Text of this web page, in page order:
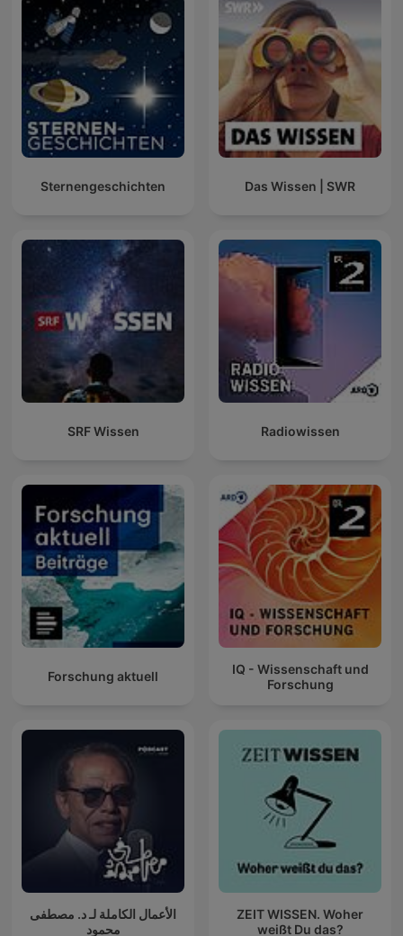
Sternengeschichten Das Wissen | SWR
SRF Wissen Radiowissen
Forschung aktuell
IQ - Wissenschaft und
Forschung
الأعمال الكاملة لـ د. مصطفى
محمود
ZEIT WISSEN. Woher
weißt Du das?